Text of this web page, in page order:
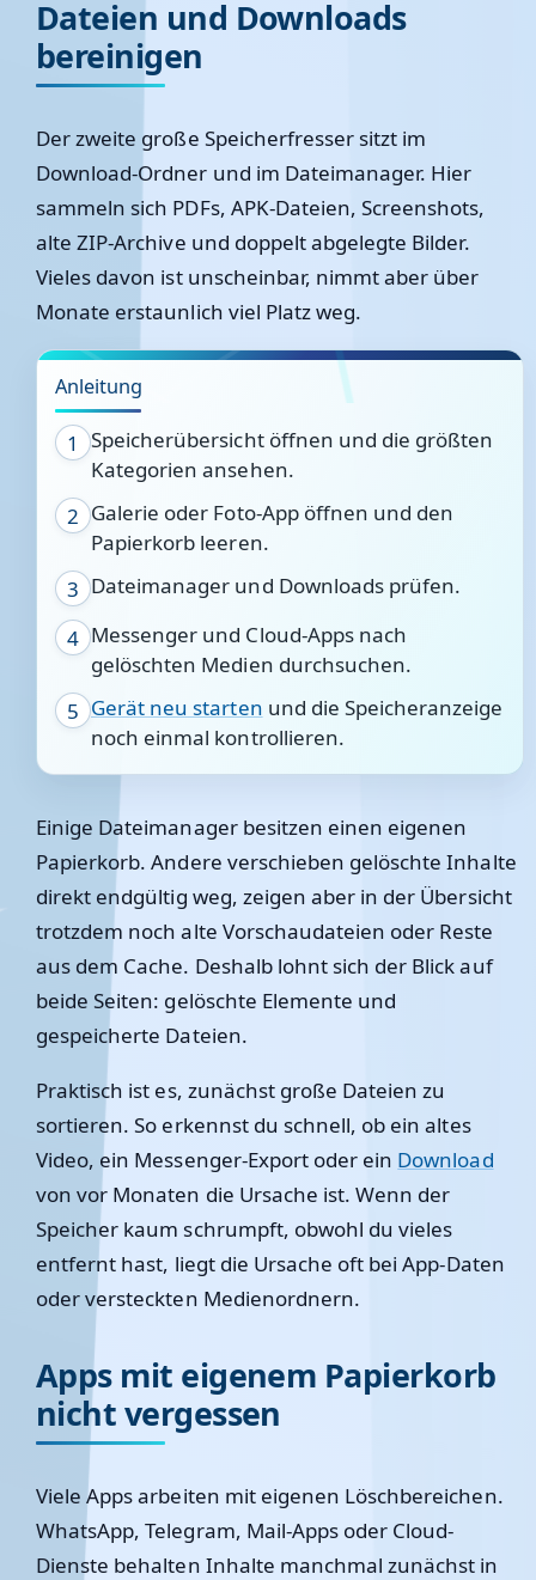
Dateien und Downloads
bereinigen
Der zweite große Speicherfresser sitzt im
Download-Ordner und im Dateimanager. Hier
sammeln sich PDFs, APK-Dateien, Screenshots,
alte ZIP-Archive und doppelt abgelegte Bilder.
Vieles davon ist unscheinbar, nimmt aber über
Monate erstaunlich viel Platz weg.
Anleitung
1
Speicherübersicht öffnen und die größten
Kategorien ansehen.
2 Galerie oder Foto-App öffnen und den
Papierkorb leeren.
3 Dateimanager und Downloads prüfen.
4 Messenger und Cloud-Apps nach
gelöschten Medien durchsuchen.
5 Gerät neu starten und die Speicheranzeige
noch einmal kontrollieren.
Einige Dateimanager besitzen einen eigenen
Papierkorb. Andere verschieben gelöschte Inhalte
direkt endgültig weg, zeigen aber in der Übersicht
trotzdem noch alte Vorschaudateien oder Reste
aus dem Cache. Deshalb lohnt sich der Blick auf
beide Seiten: gelöschte Elemente und
gespeicherte Dateien.
Praktisch ist es, zunächst große Dateien zu
sortieren. So erkennst du schnell, ob ein altes
Video, ein Messenger-Export oder ein Download
von vor Monaten die Ursache ist. Wenn der
Speicher kaum schrumpft, obwohl du vieles
entfernt hast, liegt die Ursache oft bei App-Daten
oder versteckten Medienordnern.
Apps mit eigenem Papierkorb
nicht vergessen
Viele Apps arbeiten mit eigenen Löschbereichen.
WhatsApp, Telegram, Mail-Apps oder Cloud-
Dienste behalten Inhalte manchmal zunächst in